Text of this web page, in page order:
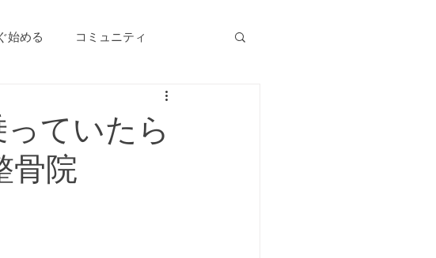
始める コミュニティ
ていたら
骨院